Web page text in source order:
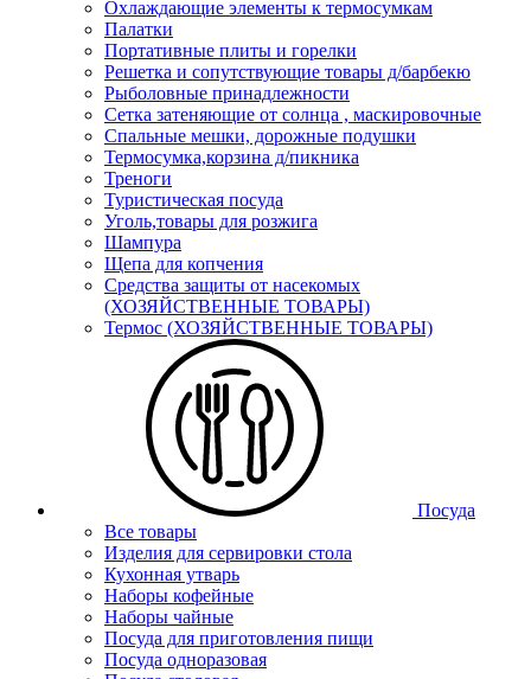
Охлаждающие элементы к термосумкам
Палатки
Портативные плиты и горелки
Решетка и сопутствующие товары д/барбекю
Рыболовные принадлежности
Сетка затеняющие от солнца , маскировочные
Спальные мешки, дорожные подушки
Термосумка,корзина д/пикника
Треноги
Туристическая посуда
Уголь,товары для розжига
Шампура
Щепа для копчения
Средства защиты от насекомых
(ХОЗЯЙСТВЕННЫЕ ТОВАРЫ)
Термос (ХОЗЯЙСТВЕННЫЕ ТОВАРЫ)
Посуда
Все товары
Изделия для сервировки стола
Кухонная утварь
Наборы кофейные
Наборы чайные
Посуда для приготовления пищи
Посуда одноразовая